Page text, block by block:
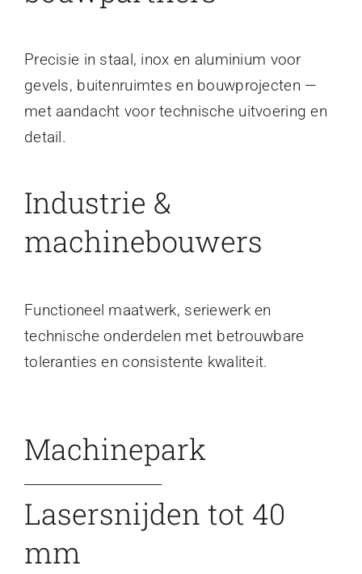
Precisie in staal, inox en aluminium voor
gevels, buitenruimtes en bouwprojecten —
met aandacht voor technische uitvoering en
detail.
Industrie &
machinebouwers
Functioneel maatwerk, seriewerk en
technische onderdelen met betrouwbare
toleranties en consistente kwaliteit.
Machinepark
Lasersnijden tot 40
mm